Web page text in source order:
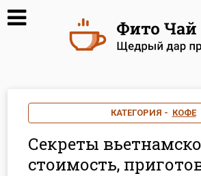
КАТЕГОРИЯ - КОФЕ
Секреты
стоимость,